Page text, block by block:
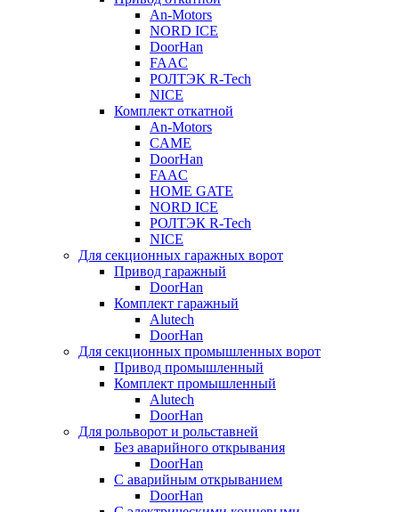
An-Motors
NORD ICE
DoorHan
FAAC
РОЛТЭК R-Tech
NICE
Комплект откатной
An-Motors
CAME
DoorHan
FAAC
HOME GATE
NORD ICE
РОЛТЭК R-Tech
NICE
Для секционных гаражных ворот
Привод гаражный
DoorHan
Комплект гаражный
Alutech
DoorHan
Для секционных промышленных ворот
Привод промышленный
Комплект промышленный
Alutech
DoorHan
Для рольворот и рольставней
Без аварийного открывания
DoorHan
С аварийным открыванием
DoorHan